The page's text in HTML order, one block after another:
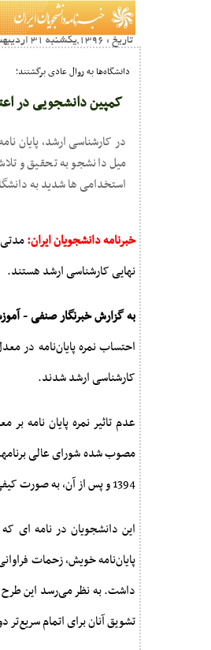
تاریخ : 1396,یکشنبه 31 ارديبهشت12:11
دانشگاه‌ها به روال عادی برگشتند؛
کمپین دانشجویی در
در کارشناسی ارشد، پایان
میل دانشجو به تحقیق و
استخدامی ها شدید به
خبرنامه دانشجویان ایران:مدتی
نهایی کارشناسی ارشد هستند.
به گزارش خبرنگار صنفی -
احتساب نمره پایان‌نامه در
کارشناسی ارشد شدند.
عدم تاثیر نمره پایان نامه
1394 و پس از آن، به صورت کیفی ارزیابی می‎شود.
این دانشجویان در نامه ای
پایان‌نامه خویش، زحمات
داشت. به نظر می‌رسد این طرح
تشویق آنان برای اتمام سریع‌تر